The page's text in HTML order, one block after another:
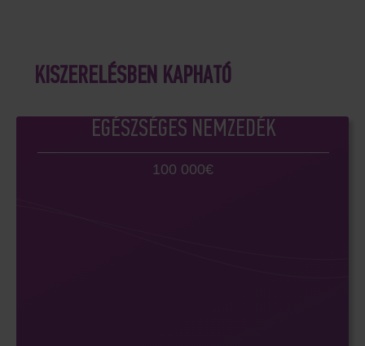
KISZERELÉSBEN KAPHATÓ
EGÉSZSÉGES NEMZEDÉK
100 000€